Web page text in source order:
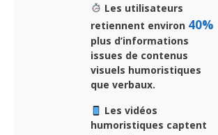
Les utilisateurs
retiennent environ 40%
plus d’informations
issues de contenus
visuels humoristiques
que verbaux.
Les vidéos
humoristiques captent